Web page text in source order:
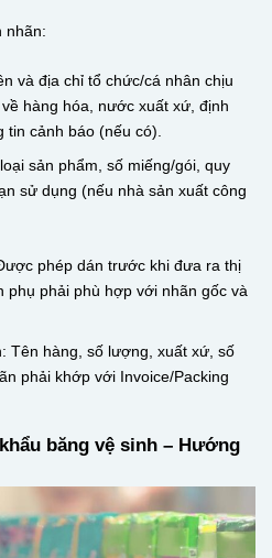
nhãn:
và địa chỉ tổ chức/cá nhân chịu
hàng hóa, nước xuất xứ, định
tin cảnh báo (nếu có).
sản phẩm, số miếng/gói, quy
sử dụng (nếu nhà sản xuất công
phép dán trước khi đưa ra thị
phụ phải phù hợp với nhãn gốc và
Tên hàng, số lượng, xuất xứ, số
phải khớp với Invoice/Packing
băng vệ sinh – Hướng